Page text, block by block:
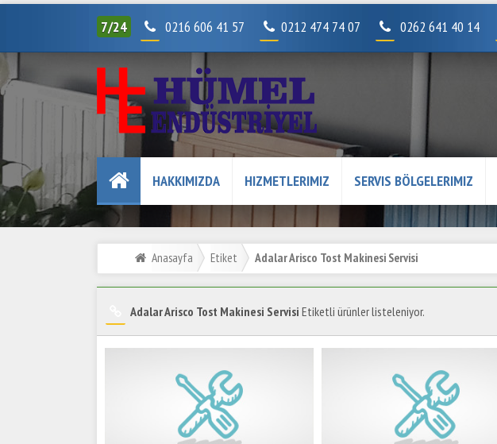
7/24 0216 606 41 57 0212 474 74 07 0262 641 40 14
HAKKIMIZDA HIZMETLERIMIZ SERVIS BÖLGELERIMIZ
Anasayfa Etiket Adalar Arisco Tost Makinesi Servisi
Adalar Arisco Tost Makinesi Servisi Etiketli ürünler listeleniyor.